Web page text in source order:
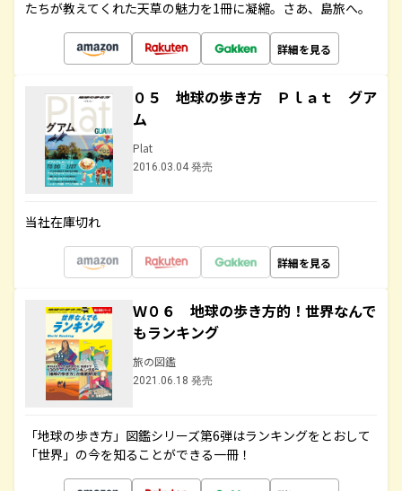
たちが教えてくれた天草の魅力を1冊に凝縮。さあ、島旅へ。
詳細を見る
０５ 地球の歩き方 Ｐｌａｔ グア
ム
Plat
2016.03.04 発売
当社在庫切れ
詳細を見る
Ｗ０６ 地球の歩き方的！世界なんで
もランキング
旅の図鑑
2021.06.18 発売
「地球の歩き方」図鑑シリーズ第6弾はランキングをとおして
「世界」の今を知ることができる一冊！